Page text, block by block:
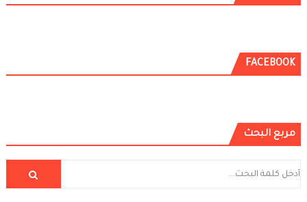
FACEBOOK
مربع البحث